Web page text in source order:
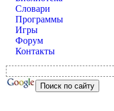
Словари
Программы
Игры
Форум
Контакты